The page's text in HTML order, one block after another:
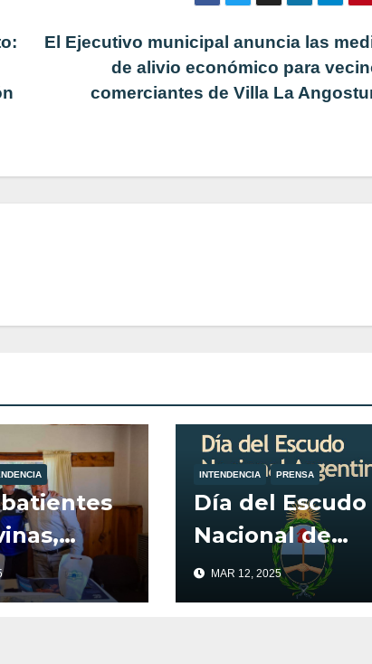
El Ejecutivo municipal anuncia las
de alivio económico para
comerciantes de Villa La
INTENDENCIA PRENSA
Día del Escudo
Nacional de
Argentina
MAR 12, 2025